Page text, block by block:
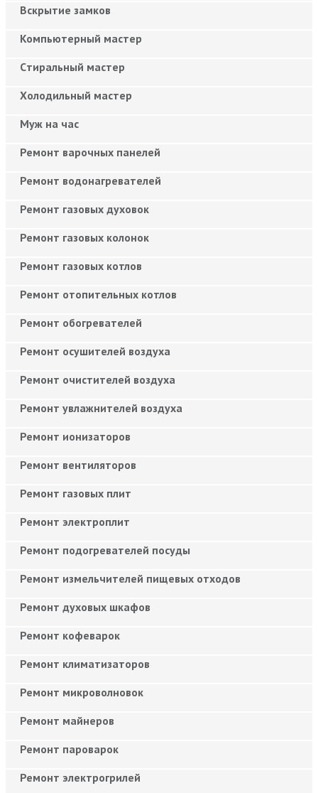
Вскрытие замков
Компьютерный мастер
Cтиральный мастер
Холодильный мастер
Муж на час
Ремонт варочных панелей
Ремонт водонагревателей
Ремонт газовых духовок
Ремонт газовых колонок
Ремонт газовых котлов
Ремонт отопительных котлов
Ремонт обогревателей
Ремонт осушителей воздуха
Ремонт очистителей воздуха
Ремонт увлажнителей воздуха
Ремонт ионизаторов
Ремонт вентиляторов
Ремонт газовых плит
Ремонт электроплит
Ремонт подогревателей посуды
Ремонт измельчителей пищевых отходов
Ремонт духовых шкафов
Ремонт кофеварок
Ремонт климатизаторов
Ремонт микроволновок
Ремонт майнеров
Ремонт пароварок
Ремонт электрогрилей